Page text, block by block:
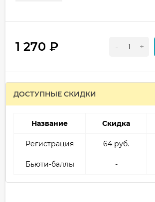
1 270 ₽ - +
ДОСТУПНЫЕ СКИДКИ
Название Скидка
Регистрация 64 руб.
Бьюти-баллы -